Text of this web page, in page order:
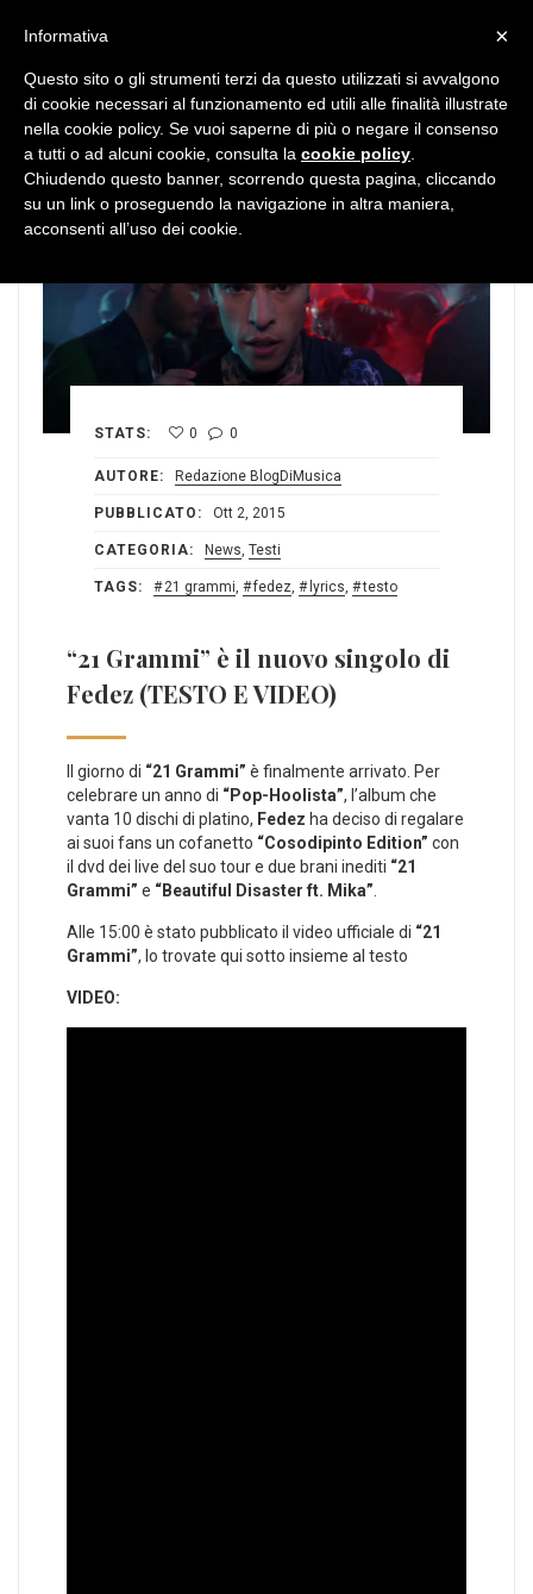
STATS: 0 0
AUTORE: Redazione BlogDiMusica
PUBBLICATO: Ott 2, 2015
CATEGORIA: News, Testi
TAGS: 21 grammi, fedez, lyrics, testo
“21 Grammi” è il nuovo singolo di
Fedez (TESTO E VIDEO)
Il giorno di “21 Grammi” è finalmente arrivato. Per
celebrare un anno di “Pop-Hoolista”, l’album che
vanta 10 dischi di platino, Fedez ha deciso di regalare
ai suoi fans un cofanetto “Cosodipinto Edition” con
il dvd dei live del suo tour e due brani inediti “21
Grammi” e “Beautiful Disaster ft. Mika”.
Alle 15:00 è stato pubblicato il video ufficiale di “21
Grammi”, lo trovate qui sotto insieme al testo
VIDEO:
×
Informativa
Questo sito o gli strumenti terzi da questo utilizzati si avvalgono
di cookie necessari al funzionamento ed utili alle finalità illustrate
nella cookie policy. Se vuoi saperne di più o negare il consenso
a tutti o ad alcuni cookie, consulta la cookie policy
Chiudendo questo banner, scorrendo questa pagina, cliccando
su un link o proseguendo la navigazione in altra maniera,
acconsenti all’uso dei cookie.